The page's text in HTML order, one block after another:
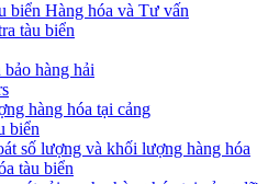
biển Hàng hóa và Tư vấn
tàu biển
hàng hải
hàng hóa tại cảng
biển
số lượng và khối lượng hàng hóa
tàu biển